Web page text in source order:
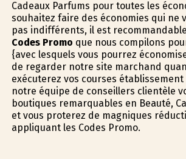
Cadeaux Parfums pour toutes les
souhaitez faire des économies qui ne
pas indifférents, il est
Codes Promo que nous compilons
{avec lesquels vous pourrez
de regarder notre site marchand
exécuterez vos courses établissement
notre équipe de conseillers clientèle
boutiques remarquables en Beauté,
et vous profiterez de magnifiques
appliquant les Codes Promo.